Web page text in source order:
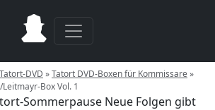
Tatort-DVD »Tatort DVD-Boxen für Kommissare»
Box Vol. 1
Sommerpause Neue Folgen gibt